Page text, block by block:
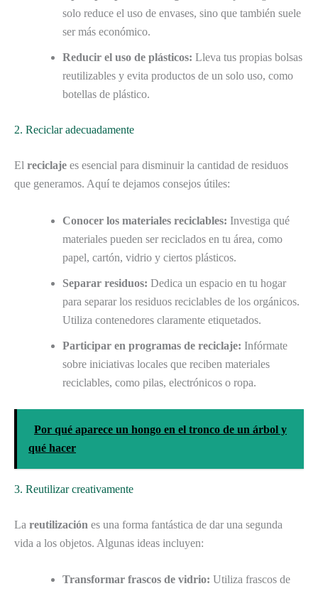
solo reduce el uso de envases, sino que también suele
ser más económico.
Reducir el uso de plásticos: Lleva tus propias bolsas
reutilizables y evita productos de un solo uso, como
botellas de plástico.
2. Reciclar adecuadamente
El reciclaje es esencial para disminuir la cantidad de residuos
que generamos. Aquí te dejamos consejos útiles:
Conocer los materiales reciclables: Investiga qué
materiales pueden ser reciclados en tu área, como
papel, cartón, vidrio y ciertos plásticos.
Separar residuos: Dedica un espacio en tu hogar
para separar los residuos reciclables de los orgánicos.
Utiliza contenedores claramente etiquetados.
Participar en programas de reciclaje: Infórmate
sobre iniciativas locales que reciben materiales
reciclables, como pilas, electrónicos o ropa.
Por qué aparece un hongo en el tronco de un árbol y
qué hacer
3. Reutilizar creativamente
La reutilización es una forma fantástica de dar una segunda
vida a los objetos. Algunas ideas incluyen:
Transformar frascos de vidrio: Utiliza frascos de